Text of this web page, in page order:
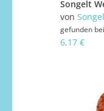
von
gefunden bei
6,17 €